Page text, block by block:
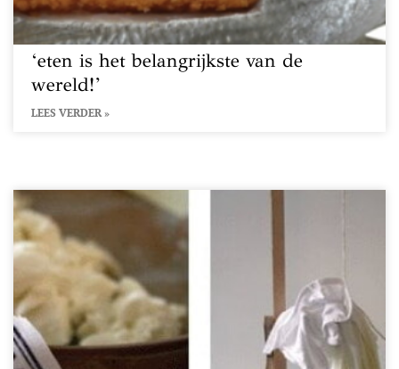
‘eten is het belangrijkste van de
wereld!’
LEES VERDER »